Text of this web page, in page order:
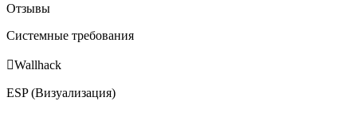
Отзывы
Системные требования
Wallhack
ESP (Визуализация)